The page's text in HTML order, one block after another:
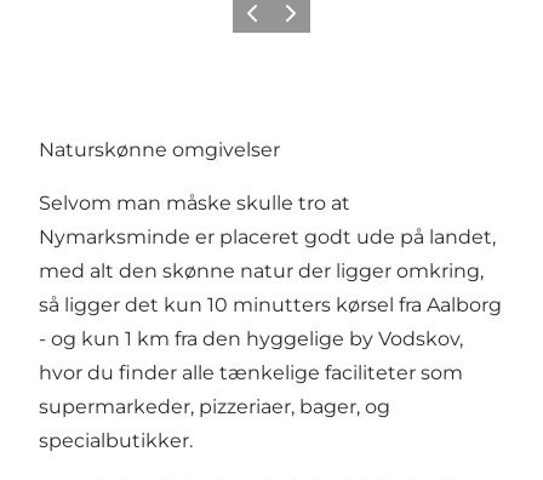
ForrigeNæste
Naturskønne omgivelser
Selvom man måske skulle tro at
Nymarksminde er placeret godt ude på landet,
med alt den skønne natur der ligger omkring,
så ligger det kun 10 minutters kørsel fra Aalborg
- og kun 1 km fra den hyggelige by Vodskov,
hvor du finder alle tænkelige faciliteter som
supermarkeder, pizzeriaer, bager, og
specialbutikker.